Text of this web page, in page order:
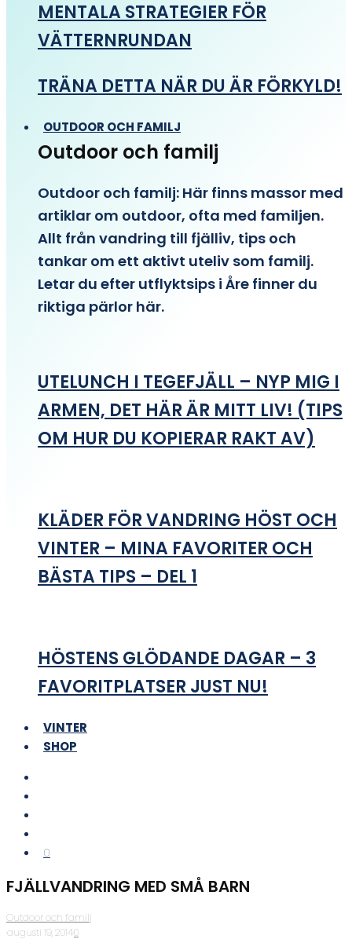
MENTALA STRATEGIER FÖR
VÄTTERNRUNDAN
TRÄNA DETTA NÄR DU ÄR FÖRKYLD!
OUTDOOR OCH FAMILJ
Outdoor och familj
Outdoor och familj: Här finns massor med
artiklar om outdoor, ofta med familjen.
Allt från vandring till fjälliv, tips och
tankar om ett aktivt uteliv som familj.
Letar du efter utflyktsips i Åre finner du
riktiga pärlor här.
UTELUNCH I TEGEFJÄLL – NYP MIG I
ARMEN, DET HÄR ÄR MITT LIV! (TIPS
OM HUR DU KOPIERAR RAKT AV)
KLÄDER FÖR VANDRING HÖST OCH
VINTER – MINA FAVORITER OCH
BÄSTA TIPS – DEL 1
HÖSTENS GLÖDANDE DAGAR – 3
FAVORITPLATSER JUST NU!
VINTER
SHOP
0
FJÄLLVANDRING MED SMÅ BARN
Outdoor och familj
·augusti 19, 2014·0